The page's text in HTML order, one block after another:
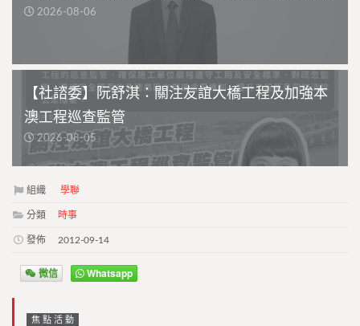
2026-08-06
【社諮委】阮舒淇：關注友誼大橋工程及加強本
澳工程巡查監管
2026-08-05
組織 學聯
分類 時事
發佈 2012-09-14
微信 Whatsapp
焦點活動